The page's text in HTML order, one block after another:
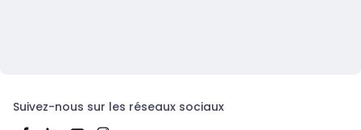
Suivez-nous sur les réseaux sociaux